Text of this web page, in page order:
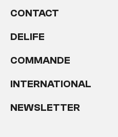
CONTACT
DELIFE
COMMANDE
INTERNATIONAL
NEWSLETTER